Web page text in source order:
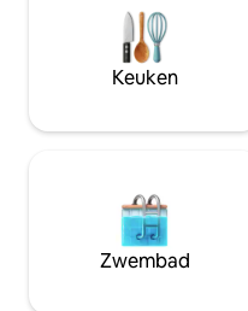
van een maaltijd in onze
dat ook uitkijkt op de
Keuken
Zwembad